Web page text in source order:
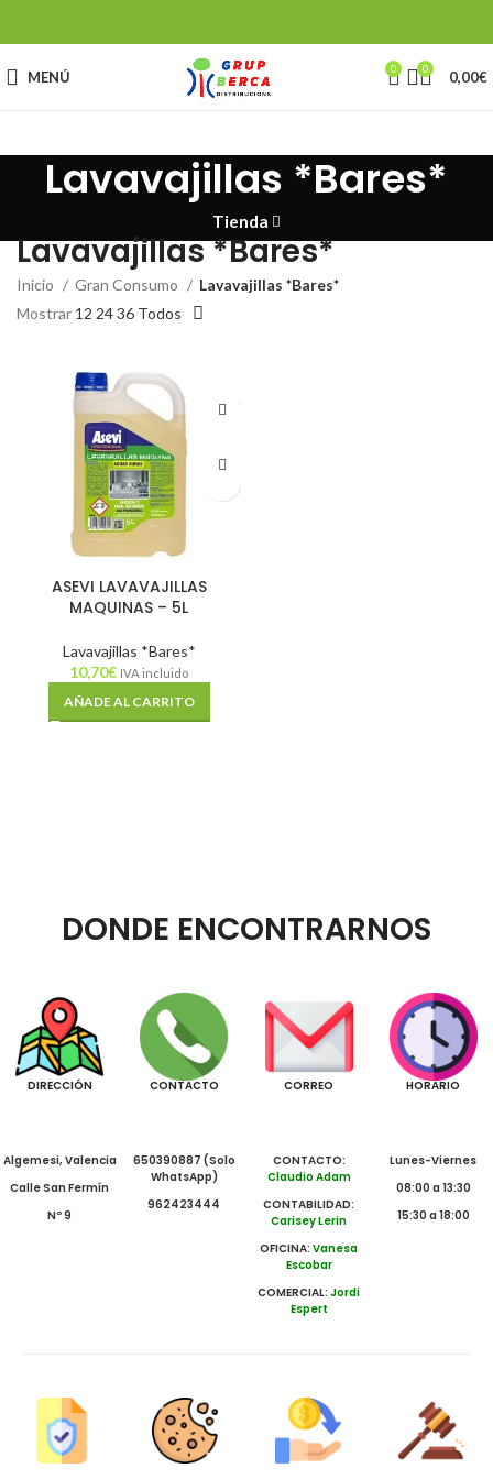
MENÚ 0 0 0,00€
Lavavajillas *Bares*
Tienda
Lavavajillas *Bares*
Inicio Gran Consumo
Lavavajillas *Bares*
Mostrar 12 2436 Todos
ASEVI LAVAVAJILLAS
MAQUINAS – 5L
Lavavajillas *Bares*
10,70€ IVA incluido
AÑADE AL CARRITO
DONDE ENCONTRARNOS
DIRECCIÓN
Algemesi, Valencia
Calle San Fermín
Nº 9
CONTACTO
650390887 (Solo
WhatsApp)
962423444
CORREO
CONTACTO:
Claudio Adam
CONTABILIDAD:
Carisey Lerin
OFICINA:Vanesa
Escobar
COMERCIAL:Jordi
Espert
HORARIO
Lunes-Viernes
08:00 a 13:30
15:30 a 18:00